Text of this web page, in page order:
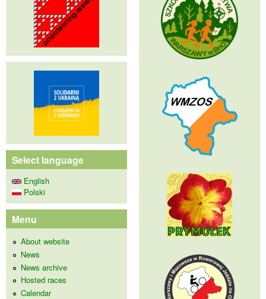
Select language
English
Polski
Menu
About website
News
News archive
Hosted races
Calendar